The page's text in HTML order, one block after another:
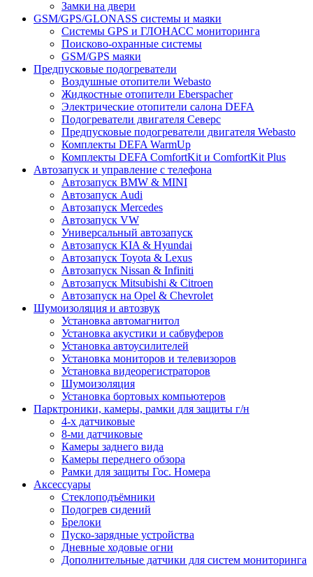
Замки на двери
GSM/GPS/GLONASS системы и маяки
Системы GPS и ГЛОНАСС мониторинга
Поисково-охранные системы
GSM/GPS маяки
Предпусковые подогреватели
Воздушные отопители Webasto
Жидкостные отопители Eberspacher
Электрические отопители салона DEFA
Подогреватели двигателя Северс
Предпусковые подогреватели двигателя Webasto
Комплекты DEFA WarmUp
Комплекты DEFA ComfortKit и ComfortKit Plus
Автозапуск и управление с телефона
Автозапуск BMW & MINI
Автозапуск Audi
Автозапуск Mercedes
Автозапуск VW
Универсальный автозапуск
Автозапуск KIA & Hyundai
Автозапуск Toyota & Lexus
Автозапуск Nissan & Infiniti
Автозапуск Mitsubishi & Citroen
Автозапуск на Opel & Chevrolet
Шумоизоляция и автозвук
Установка автомагнитол
Установка акустики и сабвуферов
Установка автоусилителей
Установка мониторов и телевизоров
Установка видеорегистраторов
Шумоизоляция
Установка бортовых компьютеров
Парктроники, камеры, рамки для защиты г/н
4-х датчиковые
8-ми датчиковые
Камеры заднего вида
Камеры переднего обзора
Рамки для защиты Гос. Номера
Аксессуары
Стеклоподъёмники
Подогрев сидений
Брелоки
Пуско-зарядные устройства
Дневные ходовые огни
Дополнительные датчики для систем мониторинга